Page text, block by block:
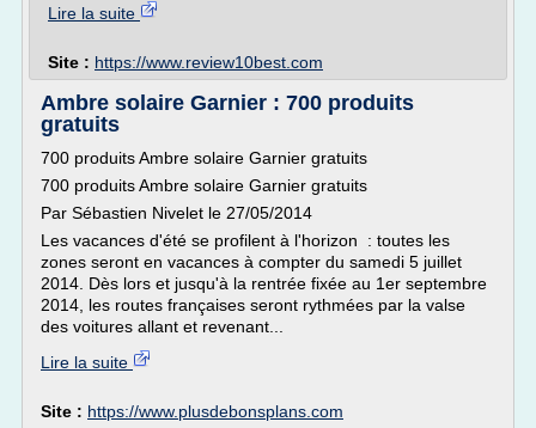
Lire la suite
Site : https://www.review10best.com
Ambre solaire Garnier : 700 produits
gratuits
700 produits Ambre solaire Garnier gratuits
700 produits Ambre solaire Garnier gratuits
Par Sébastien Nivelet le 27/05/2014
Les vacances d'été se profilent à l'horizon : toutes les
zones seront en vacances à compter du samedi 5 juillet
2014. Dès lors et jusqu'à la rentrée fixée au 1er septembre
2014, les routes françaises seront rythmées par la valse
des voitures allant et revenant...
Lire la suite
Site : https://www.plusdebonsplans.com